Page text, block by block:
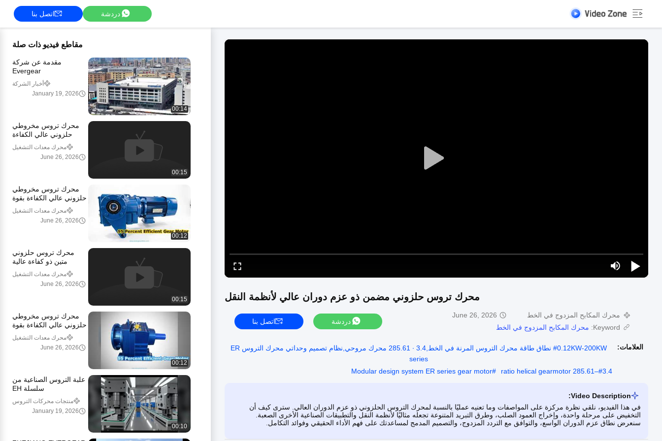
دردشة اتصل بنا
محرك تروس حلزوني مضمن ذو عزم دوران عالي لأنظمة النقل
محرك المكابح المزدوج في الخط
June 26, 2026
Keyword:
محرك المكابح المزدوج في الخط
دردشة اتصل بنا
العلامات: #
0.12KW-200KW نطاق طاقة محرك التروس المرنة في الخط,3.4 ∙ 285.61 محرك مروحي,نظام تصميم وحداتي محرك التروس ER
series
#3.4–285.61 ratio helical gearmotor
#
Modular design system ER series gear motor
Video Description:
في هذا الفيديو، نلقي نظرة مركزة على المواصفات وما تعنيه عمليًا بالنسبة لمحرك التروس الحلزوني ذو عزم الدوران العالي. سترى كيف أن
التخفيض على مرحلة واحدة، وإخراج العمود الصلب، وطرق التبريد المتنوعة تجعله مثاليًا لأنظمة النقل والتطبيقات الصناعية الأخرى الصعبة.
سنعرض نطاق عزم الدوران الواسع، والتوافق مع التردد المزدوج، والتصميم المدمج لمساعدتك على فهم الأداء الحقيقي وفوائد التكامل.
مقاطع فيديو ذات صلة
00:14
مقدمة عن شركة
Evergear
أخبار الشركة
January 19, 2026
00:15
محرك تروس مخروطي
حلزوني عالي الكفاءة
للصناعة
محرك معدات التشغيل
June 26, 2026
00:12
محرك تروس مخروطي
حلزوني عالي الكفاءة بقوة
95 بالمائة
محرك معدات التشغيل
June 26, 2026
00:15
محرك تروس حلزوني
متين ذو كفاءة عالية
محرك معدات التشغيل
June 26, 2026
00:12
محرك تروس مخروطي
حلزوني عالي الكفاءة بقوة
95 بالمائة
محرك معدات التشغيل
June 26, 2026
00:10
علبة التروس الصناعية من
سلسلة EH
منتجات محركات التروس
January 19, 2026